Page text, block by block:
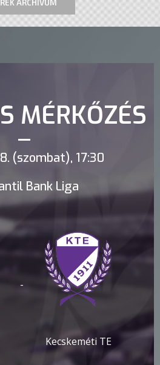
ARCHÍVUM
MÉRKŐZÉS
(szombat), 17:30
Bank Liga
-
Kecskeméti TE